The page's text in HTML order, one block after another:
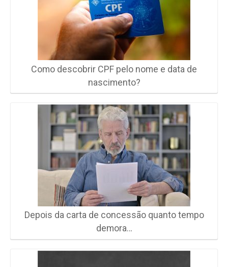
Como descobrir CPF pelo nome e data de
nascimento?
Depois da carta de concessão quanto tempo
demora…